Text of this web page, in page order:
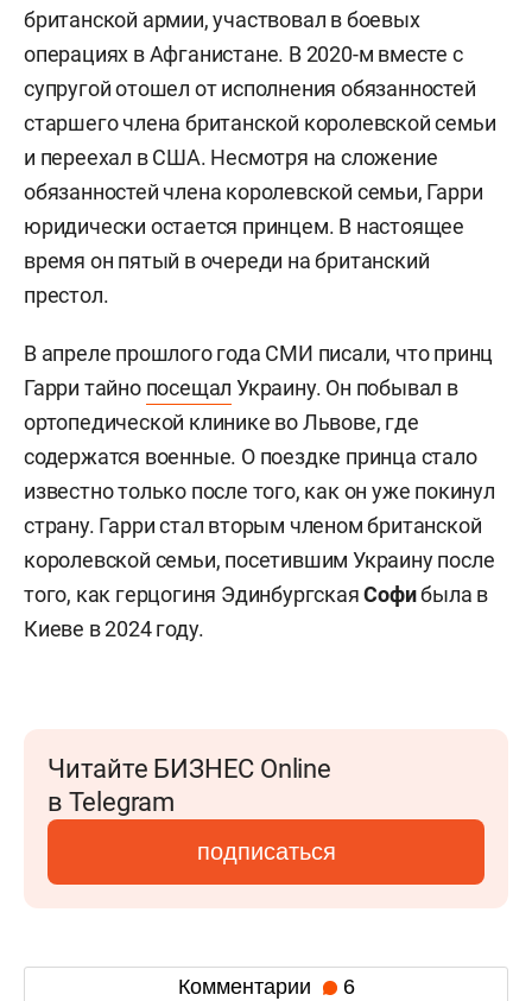
британской армии, участвовал в боевых
операциях в Афганистане. В 2020-м вместе с
супругой отошел от исполнения обязанностей
старшего члена британской королевской семьи
и переехал в США. Несмотря на сложение
обязанностей члена королевской семьи, Гарри
юридически остается принцем. В настоящее
время он пятый в очереди на британский
престол.
В апреле прошлого года СМИ писали, что принц
Гарри тайно посещал Украину. Он побывал в
ортопедической клинике во Львове, где
содержатся военные. О поездке принца стало
известно только после того, как он уже покинул
страну. Гарри стал вторым членом британской
королевской семьи, посетившим Украину после
того, как герцогиня ЭдинбургскаяСофибыла в
Киеве в 2024 году.
Читайте БИЗНЕС Online
в Telegram
подписаться
Комментарии 6